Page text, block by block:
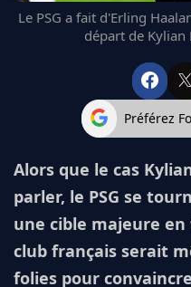
Le PSG a fait d'Erling
départ de
Préférez
Alors que le cas
parler, le PSG se
une cible majeure
club français serait
folies pour